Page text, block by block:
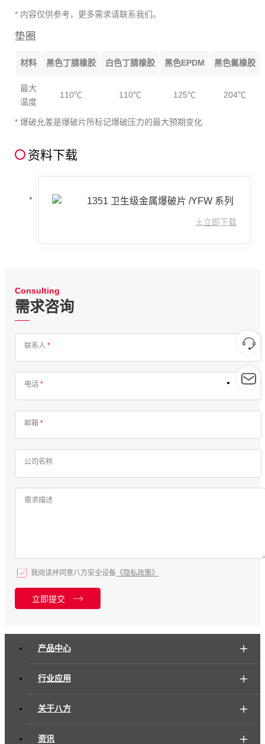
* 内容仅供参考，更多需求请联系我们。
垫圈
材料 黑色丁腈橡胶 白色丁腈橡胶 黑色EPDM 黑色氟橡胶
最大
温度
110℃ 110℃ 125℃ 204℃
* 爆破允差是爆破片所标记爆破压力的最大预期变化
资料下载
1351 卫生级金属爆破片 /YFW 系列
立即下载
Consulting
需求咨询
联系人 *
电话 *
邮箱 *
公司名称
需求描述
我阅读并同意八方安全设备 《隐私政策》
立即提交
产品中心
行业应用
关于八方
资讯